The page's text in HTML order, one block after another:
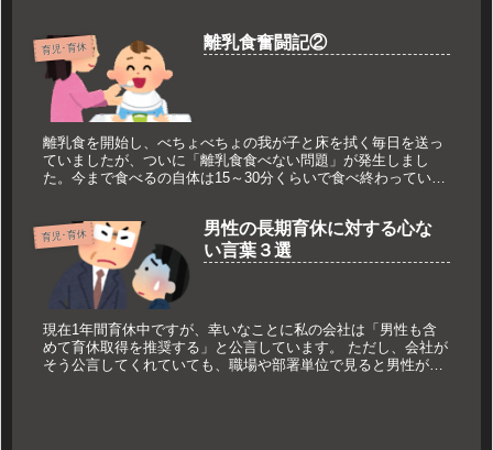
育児･育休 離乳食奮闘記②
離乳食を開始し、べちょべちょの我が子と床を拭く毎日を送っ
ていましたが、ついに「離乳食食べない問題」が発生しまし
た。今まで食べるの自体は15～30分くらいで食べ終わっていた
育児･育休
男性の長期育休に対する心な
い言葉３選
現在1年間育休中ですが、幸いなことに私の会社は「男性も含
めて育休取得を推奨する」と公言しています。 ただし、会社が
そう公言してくれていても、職場や部署単位で見ると男性が長